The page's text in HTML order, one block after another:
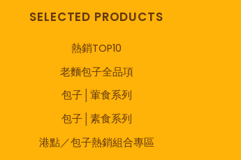
SELECTED PRODUCTS
熱銷TOP10
老麵包子全品項
包子│葷食系列
包子│素食系列
港點／包子熱銷組合專區